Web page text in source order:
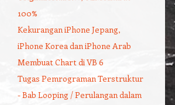
100%
Kekurangan iPhone Jepang,
iPhone Korea dan iPhone Arab
Membuat Chart di VB 6
Tugas Pemrograman Terstruktur
- Bab Looping / Perulangan dalam